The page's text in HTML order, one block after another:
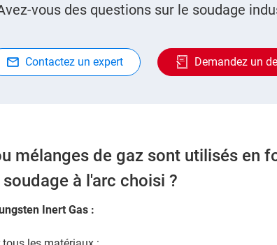
vous des questions sur le soudage
Contactez un expert Demandez un
mélanges de gaz sont utilisés en
à l'arc choisi ?
Inert Gas :